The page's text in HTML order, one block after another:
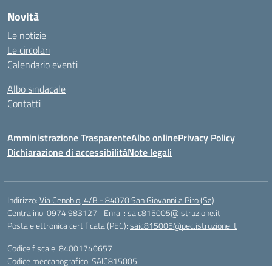
Novità
Le notizie
Le circolari
Calendario eventi
Albo sindacale
Contatti
Amministrazione TrasparenteAlbo onlinePrivacy Policy
Dichiarazione di accessibilitàNote legali
Indirizzo:Via Cenobio, 4/B - 84070 San Giovanni a Piro (Sa)
Centralino:0974 983127 Email:saic815005@istruzione.it
Posta elettronica certificata (PEC):saic815005@pec.istruzione.it
Codice fiscale: 84001740657
Codice meccanografico:SAIC815005